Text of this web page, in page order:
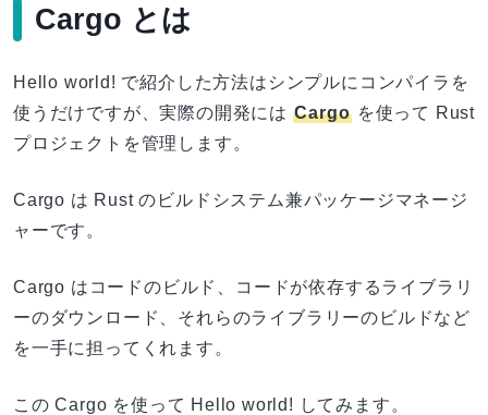
Cargo とは
Hello world! で紹介した方法はシンプルにコンパイラを
使うだけですが、実際の開発には Cargo を使って Rust
プロジェクトを管理します。
Cargo は Rust のビルドシステム兼パッケージマネージ
ャーです。
Cargo はコードのビルド、コードが依存するライブラリ
ーのダウンロード、それらのライブラリーのビルドなど
を一手に担ってくれます。
この Cargo を使って Hello world! してみます。